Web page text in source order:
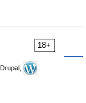
18+
Drupal,